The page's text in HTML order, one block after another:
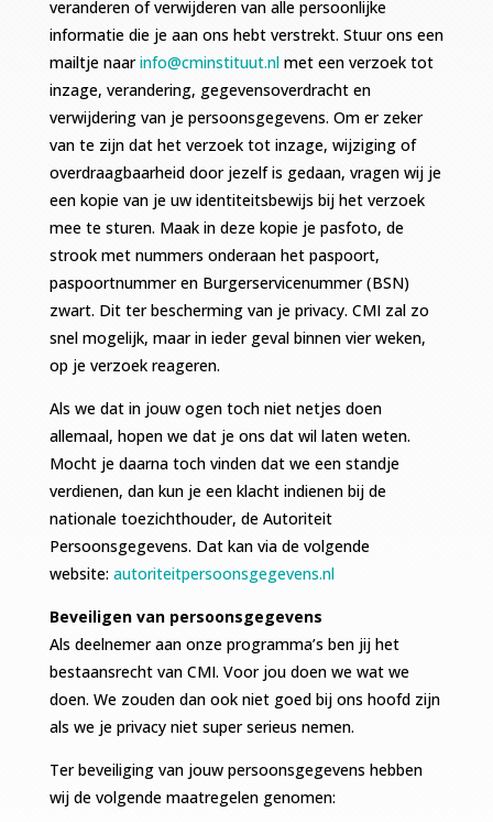
veranderen of verwijderen van alle persoonlijke
informatie die je aan ons hebt verstrekt. Stuur ons een
mailtje naarinfo@cminstituut.nlmet een verzoek tot
inzage, verandering, gegevensoverdracht en
verwijdering van je persoonsgegevens. Om er zeker
van te zijn dat het verzoek tot inzage, wijziging of
overdraagbaarheid door jezelf is gedaan, vragen wij je
een kopie van je uw identiteitsbewijs bij het verzoek
mee te sturen. Maak in deze kopie je pasfoto, de
strook met nummers onderaan het paspoort,
paspoortnummer en Burgerservicenummer (BSN)
zwart. Dit ter bescherming van je privacy. CMI zal zo
snel mogelijk, maar in ieder geval binnen vier weken,
op je verzoek reageren.
Als we dat in jouw ogen toch niet netjes doen
allemaal, hopen we dat je ons dat wil laten weten.
Mocht je daarna toch vinden dat we een standje
verdienen, dan kun je een klacht indienen bij de
nationale toezichthouder, de Autoriteit
Persoonsgegevens. Dat kan via de volgende
website: autoriteitpersoonsgegevens.nl
Beveiligen van persoonsgegevens
Als deelnemer aan onze programma’s ben jij het
bestaansrecht van CMI. Voor jou doen we wat we
doen. We zouden dan ook niet goed bij ons hoofd zijn
als we je privacy niet super serieus nemen.
Ter beveiliging van jouw persoonsgegevens hebben
wij de volgende maatregelen genomen: